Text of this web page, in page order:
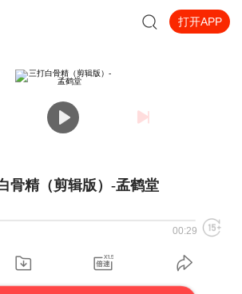
打开APP
骨精（剪辑版）-孟鹤堂
00:29